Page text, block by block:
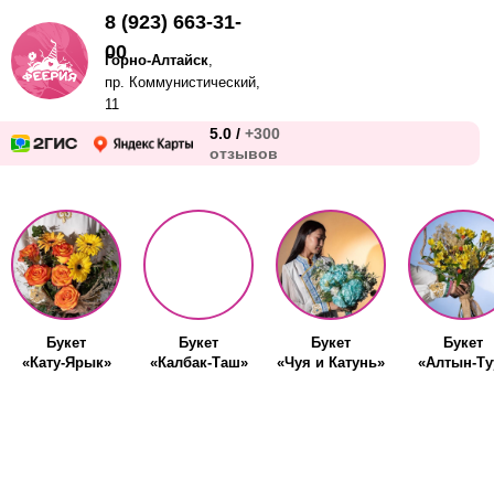
5.0 / +300
отзывов
Горно-Алтайск,
пр. Коммунистический,
11
8 (923) 663-31-
00
Букет
«Кату-Ярык»
Букет
«Калбак-Таш»
Букет
«Чуя и Катунь»
Букет
«Алтын-